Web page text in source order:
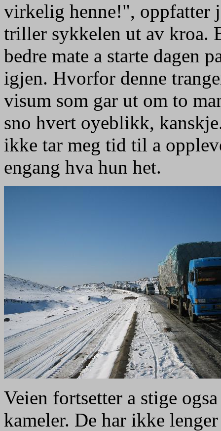
virkelig henne!", oppfatter
triller sykkelen ut av kroa.
bedre mate a starte dagen
igjen. Hvorfor denne
visum som gar ut om to
sno hvert oyeblikk,
ikke tar meg tid til a
engang hva hun het.
Veien fortsetter a stige
kameler. De har ikke